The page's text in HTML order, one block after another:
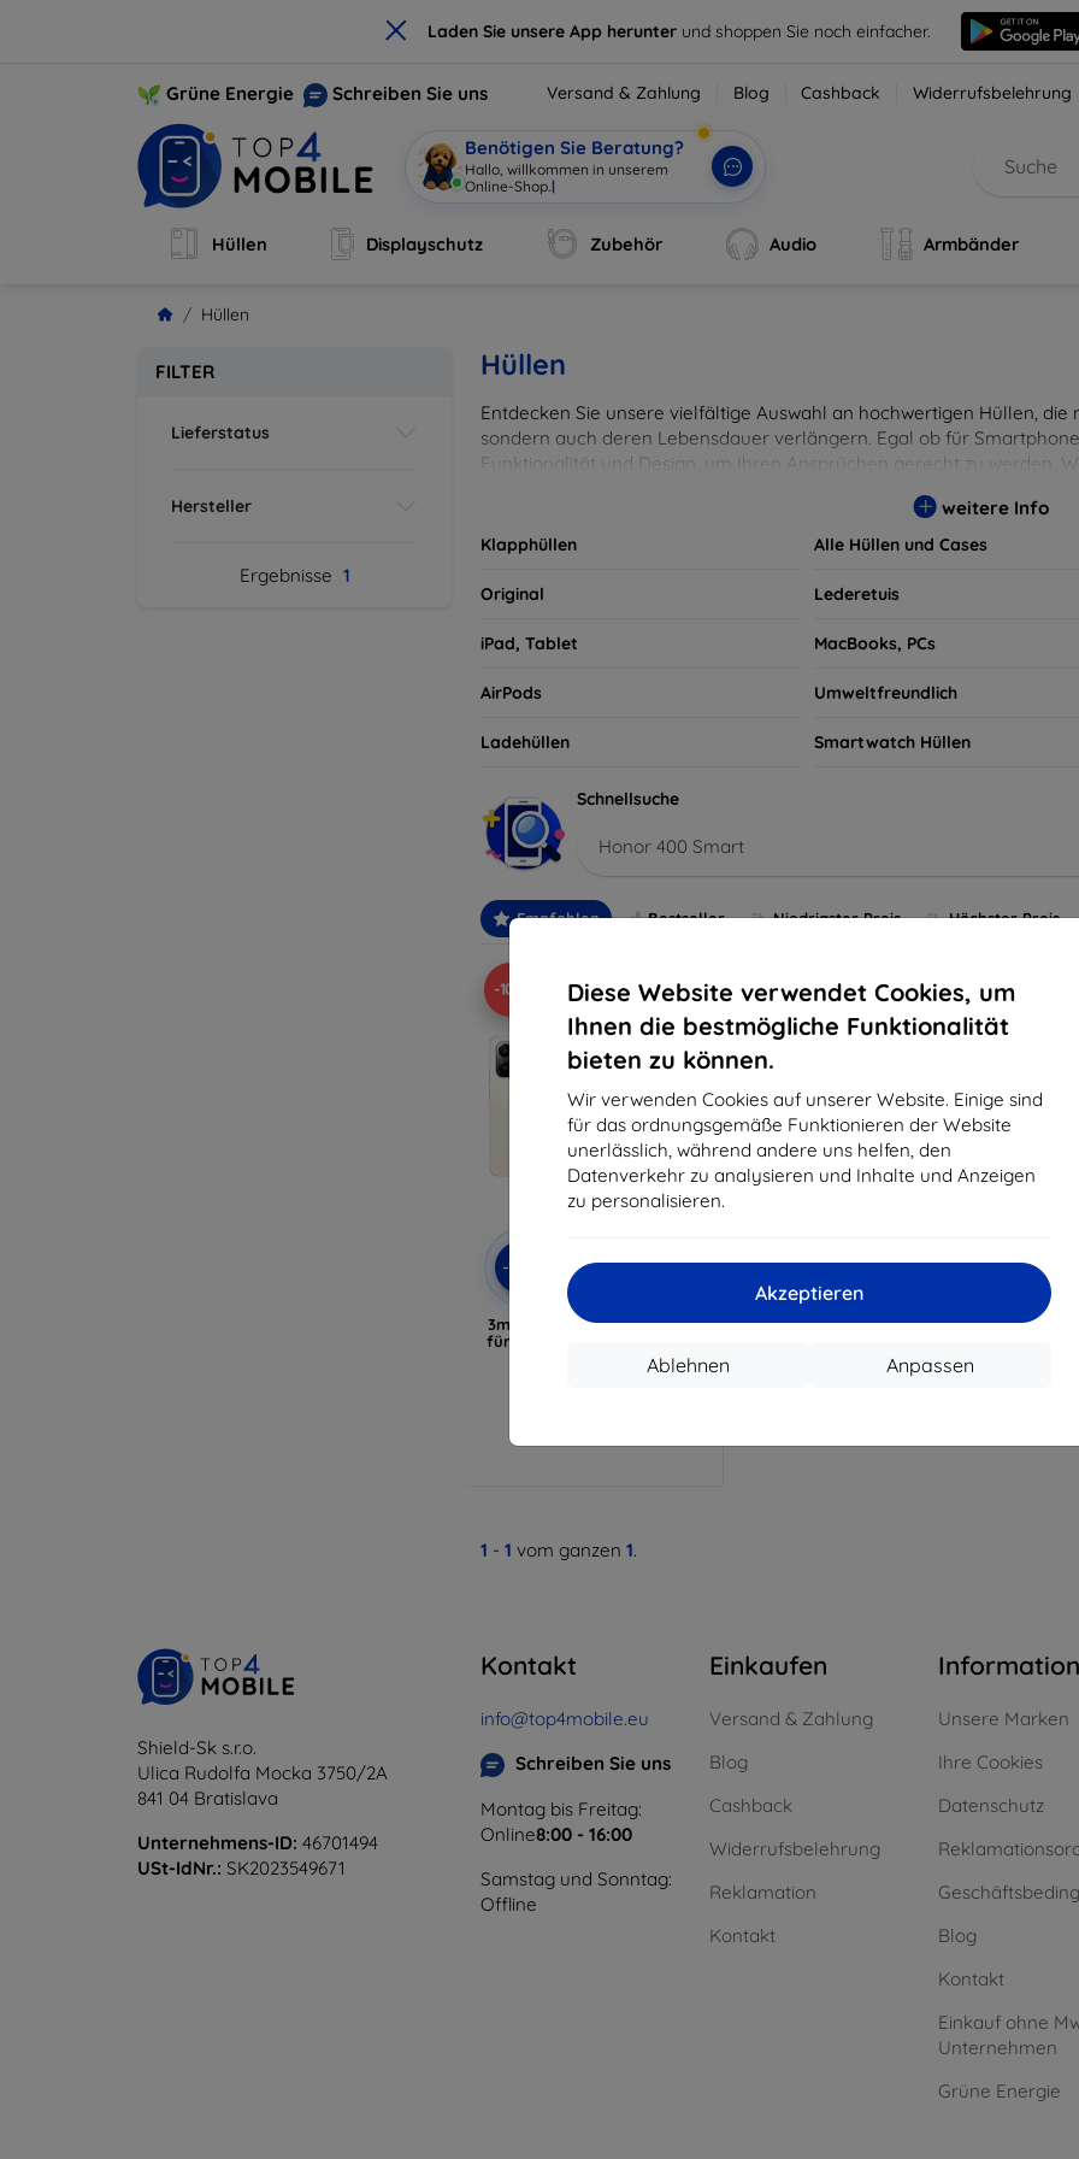
× Laden Sie unsere App herunter und shoppen Sie noch einfacher.
Diese Website verwendet Cookies, um
Ihnen die bestmögliche Funktionalität
bieten zu können.
Wir verwenden Cookies auf unserer Website. Einige sind
für das ordnungsgemäße Funktionieren der Website
unerlässlich, während andere uns helfen, den
Datenverkehr zu analysieren und Inhalte und Anzeigen
zu personalisieren.
Akzeptieren
Anpassen
Ablehnen
Grüne Energie Schreiben Sie uns Versand & Zahlung Blog Cashback Widerrufsbelehrung
Benötigen Sie Beratung?
Hallo, willkommen in unserem
Online-Shop. |
Hüllen Displayschutz Zubehör Audio Armbänder
Hüllen
FILTER
Lieferstatus
Hersteller
Ergebnisse 1
Hüllen
Entdecken Sie unsere vielfältige Auswahl an hochwertigen Hüllen,
sondern auch deren Lebensdauer verlängern. Egal ob für
Funktionalität und Design, um Ihren Ansprüchen gerecht zu werden.
weitere Info
Klapphüllen Alle Hüllen und Cases
Original Lederetuis
iPad, Tablet MacBooks, PCs
AirPods Umweltfreundlich
Ladehüllen Smartwatch Hüllen
Schnellsuche
Honor 400 Smart
Empfohlen Bestseller Niedrigster Preis Höchster Preis
-10%
-10%
mit
Gutschein
EXTRA10
3mk Clear Case Schutzhülle
für Honor 400 Smart 4G/5G
1 - 1 vom ganzen 1.
Shield-Sk s.r.o.
Ulica Rudolfa Mocka 3750/2A
841 04 Bratislava
Unternehmens-ID: 46701494
USt-IdNr.: SK2023549671
Kontakt
info@top4mobile.eu
Schreiben Sie uns
Montag bis Freitag:
Online8:00 - 16:00
Samstag und Sonntag:
Offline
Einkaufen
Versand & Zahlung
Blog
Cashback
Widerrufsbelehrung
Reklamation
Kontakt
Information
Unsere Marken
Ihre Cookies
Datenschutz
Blog
Kontakt
Einkauf ohne
Unternehmen
Grüne Energie